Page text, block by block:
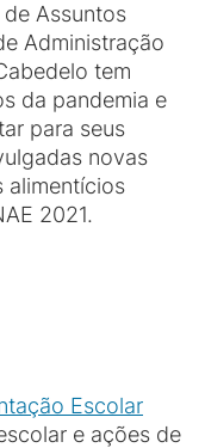
Assuntos
Administração
tem
da pandemia e
para seus
novas
alimentícios
2021.
Escolar
e ações de